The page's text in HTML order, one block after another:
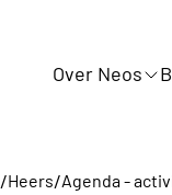
Over Neos
/Heers/Agenda -